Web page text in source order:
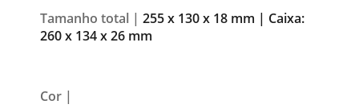
Tamanho total | 255 x 130 x 18 mm | Caixa:
260 x 134 x 26 mm
Cor |